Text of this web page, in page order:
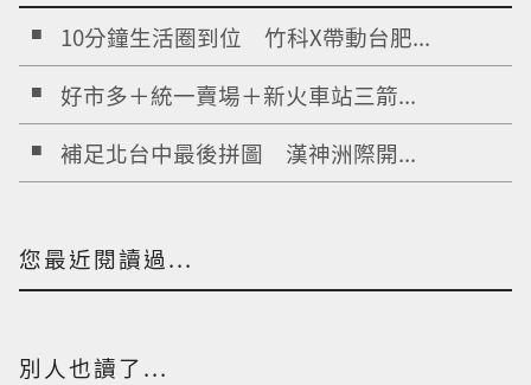
10分鐘生活圈到位 竹科X帶動台肥...
好市多＋統一賣場＋新火車站三箭...
補足北台中最後拼圖 漢神洲際開...
您最近閱讀過...
別人也讀了...